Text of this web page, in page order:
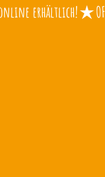
online erhältlich!